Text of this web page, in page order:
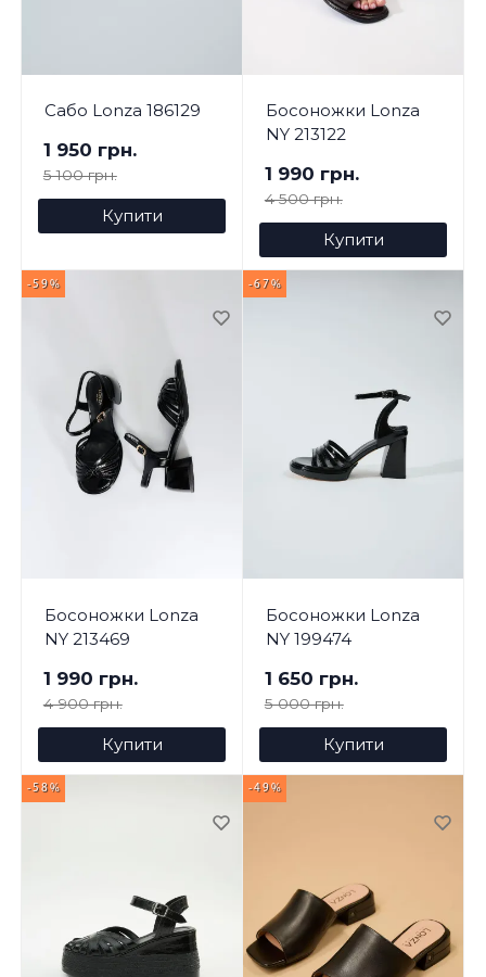
Сабо Lonza 186129
1 950 грн.
5 100 грн.
Купити
Босоножки Lonza
NY 213122
1 990 грн.
4 500 грн.
Купити
-59%
Босоножки Lonza
NY 213469
1 990 грн.
4 900 грн.
Купити
-67%
Босоножки Lonza
NY 199474
1 650 грн.
5 000 грн.
Купити
-58% -49%